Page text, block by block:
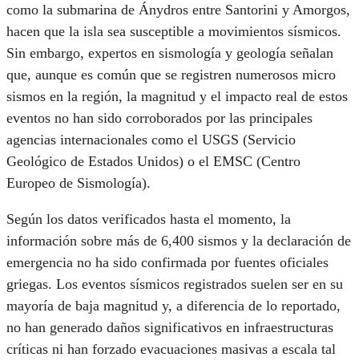
como la submarina de Ánydros entre Santorini y Amorgos,
hacen que la isla sea susceptible a movimientos sísmicos.
Sin embargo, expertos en sismología y geología señalan
que, aunque es común que se registren numerosos micro
sismos en la región, la magnitud y el impacto real de estos
eventos no han sido corroborados por las principales
agencias internacionales como el USGS (Servicio
Geológico de Estados Unidos) o el EMSC (Centro
Europeo de Sismología).
Según los datos verificados hasta el momento, la
información sobre más de 6,400 sismos y la declaración de
emergencia no ha sido confirmada por fuentes oficiales
griegas. Los eventos sísmicos registrados suelen ser en su
mayoría de baja magnitud y, a diferencia de lo reportado,
no han generado daños significativos en infraestructuras
críticas ni han forzado evacuaciones masivas a escala tal